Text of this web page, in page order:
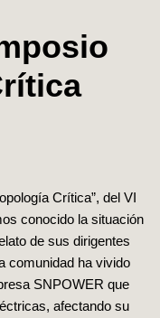
Crítica”, del VI
conocido la situación
de sus dirigentes
comunidad ha vivido
SNPOWER que
afectando su